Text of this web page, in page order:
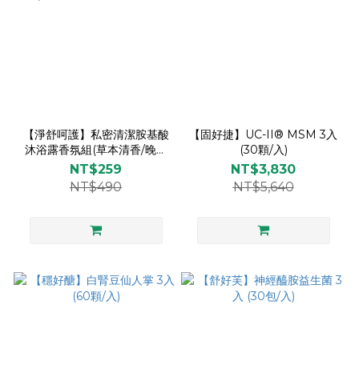
【淨舒呵護】私密清潔胺基酸
沐浴露香氛組(草本清香/晚風
白麝) 50ml x2《贈海藻Q膜》
NT$259
NT$490
【固好捷】UC-II® MSM 3入
(30顆/入)
NT$3,830
NT$5,640